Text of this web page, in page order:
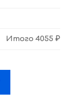
Итого 4055 ₽